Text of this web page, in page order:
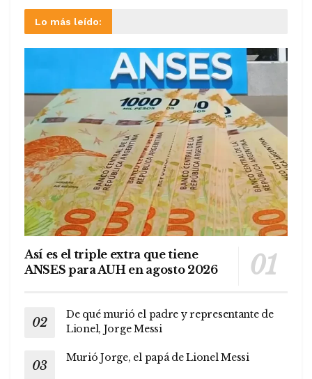
Lo más leído:
Así es el triple extra que tiene
ANSES para AUH en agosto 2026
De qué murió el padre y representante de
Lionel, Jorge Messi
Murió Jorge, el papá de Lionel Messi